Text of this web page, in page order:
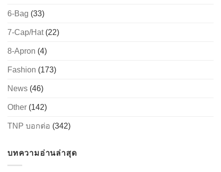
6-Bag (33)
7-Cap/Hat(22)
8-Apron (4)
Fashion (173)
News (46)
Other (142)
TNP บอกต่อ (342)
บทความอ่านล่าสุด